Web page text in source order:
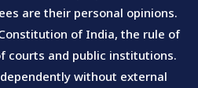
are their personal opinions.
of India, the rule of
courts and public institutions.
without external